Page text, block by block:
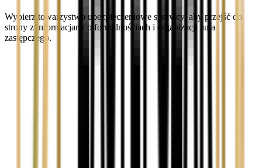
Wybierz towarzystwo ubezpieczeniowe sprawcy, aby przejść do
strony z informacjami o formalnościach i organizacji auta
zastępczego.